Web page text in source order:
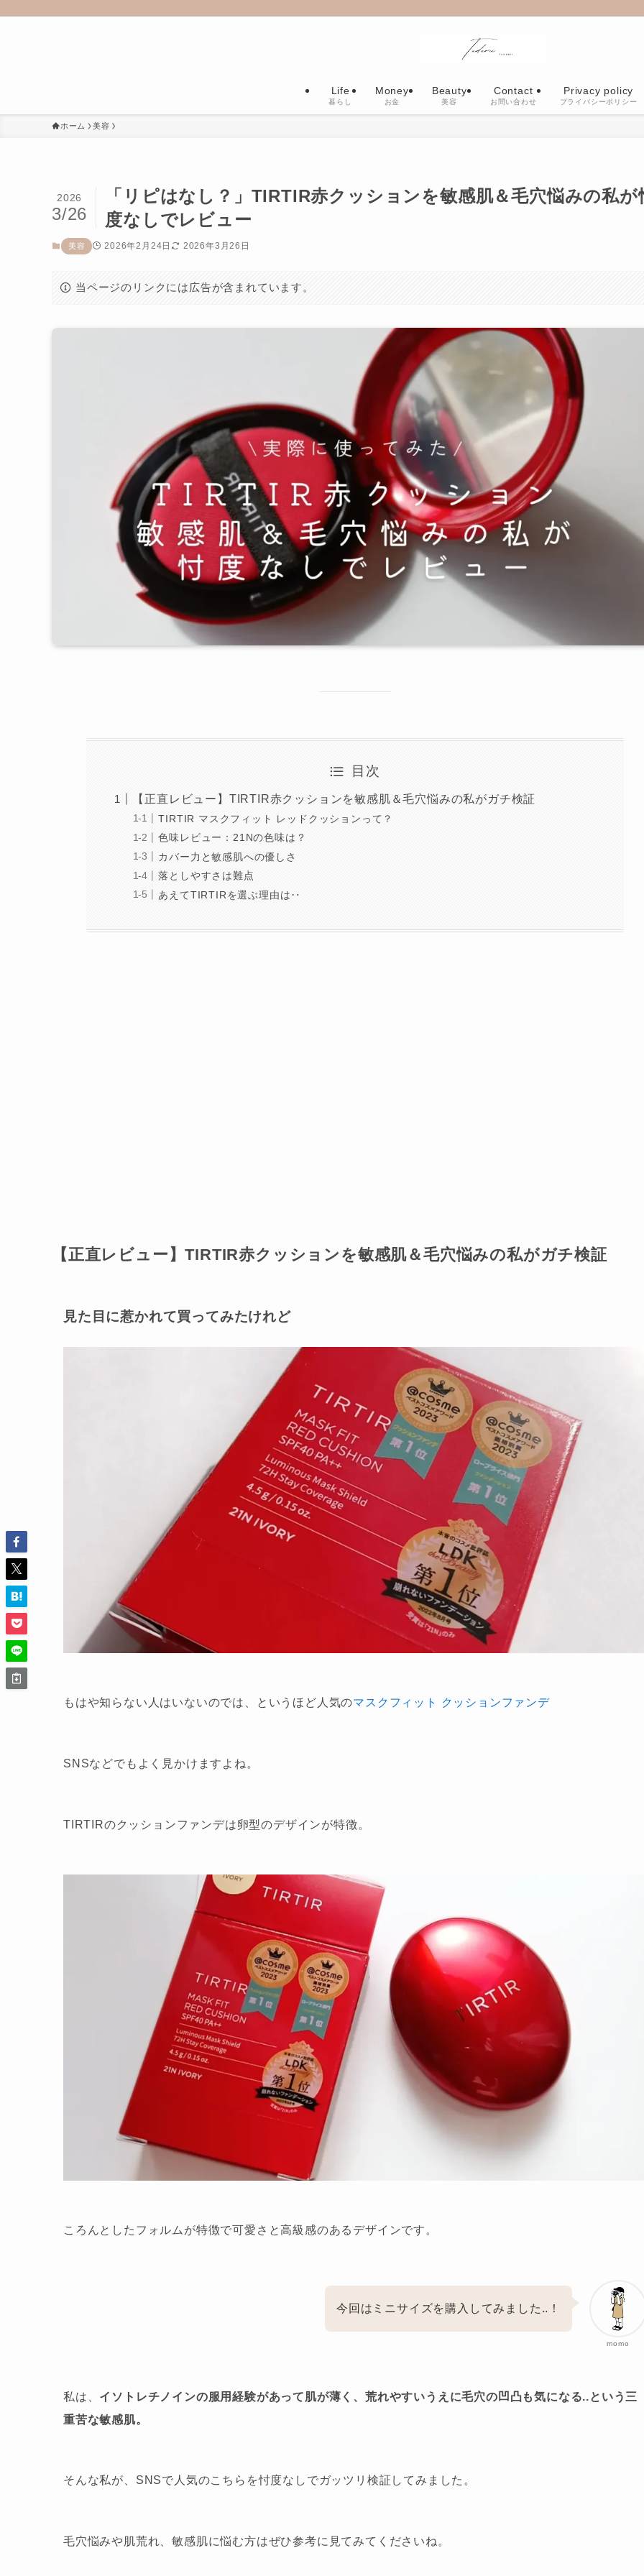
Life
暮らし
Money
お金
Beauty
美容
Contact
お問い合わせ
Privacy policy
プライバシーポリシー
ホーム 美容
「リピはなし？」TIRTIR赤クッションを敏感肌＆毛穴悩みの私が
度なしでレビュー
2026
3/26
美容 2026年2月24日 2026年3月26日
当ページのリンクには広告が含まれています。
目次
【正直レビュー】TIRTIR赤クッションを敏感肌＆毛穴悩みの私がガチ検証
TIRTIR マスクフィット レッドクッションって？
色味レビュー：21Nの色味は？
カバー力と敏感肌への優しさ
落としやすさは難点
あえてTIRTIRを選ぶ理由は‥
【正直レビュー】TIRTIR赤クッションを敏感肌＆毛穴悩みの私がガチ検証
見た目に惹かれて買ってみたけれど
もはや知らない人はいないのでは、というほど人気のマスクフィット クッションファンデ
SNSなどでもよく見かけますよね。
TIRTIRのクッションファンデは卵型のデザインが特徴。
ころんとしたフォルムが特徴で可愛さと高級感のあるデザインです。
momo
今回はミニサイズを購入してみました..！
私は、 イソトレチノインの服用経験があって肌が薄く、荒れやすいうえに毛穴の凹凸も気になる..という三
重苦な敏感肌。
そんな私が、SNSで人気のこちらを忖度なしでガッツリ検証してみました。
毛穴悩みや肌荒れ、敏感肌に悩む方はぜひ参考に見てみてくださいね。